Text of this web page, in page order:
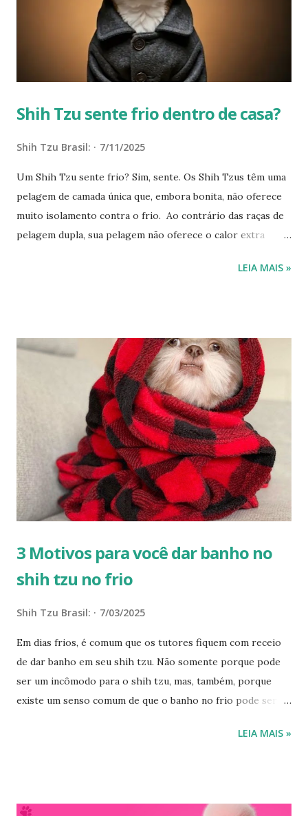
tiver pelos curtos. "Investir em roupas apropriadas para
pets também pode ser uma alternativa interessante, além
de utilizar mantas na cama do pet, proporcionando um local
de descanso quentinho...
Shih Tzu sente frio dentro de casa?
Shih Tzu Brasil: 7/11/2025
Um Shih Tzu sente frio? Sim, sente. Os Shih Tzus têm uma
pelagem de camada única que, embora bonita, não oferece
muito isolamento contra o frio. Ao contrário das raças de
pelagem dupla, sua pelagem não oferece o calor extra
ao frio, mesmo que pareçam ter pelos grossos. Seu
de superfície em relação ao peso corporal. Isso significa
que eles têm mais dificuldade para se manter aquecidos em
condições frias, o que os torna mais vulneráveis quando as
temperaturas caem. Sinais de que seu Shih Tzu está com
frio Um Shih Tzu sente frio? Observe se ele treme, o que é
um sinal claro de que está com frio. Ele também pode
procurar lugares quentes em sua casa ou ficar menos ativo
e hesitante em sair. Esses comportamentos são a maneira
dele de dizer que está com fri...
LEIA MAIS »
3 Motivos para você dar banho no
shih tzu no frio
Shih Tzu Brasil: 7/03/2025
Em dias frios, é comum que os tutores fiquem com receio
de dar banho em seu shih tzu. Não somente porque pode
ser um incômodo para o shih tzu, mas, também, porque
existe um senso comum de que o banho no frio pode ser
cuidados específicos quando se pensa em dar banho em
LEIA MAIS »